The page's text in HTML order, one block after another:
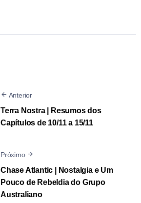
Anterior
Terra Nostra | Resumos dos
Capítulos de 10/11 a 15/11
Próximo
Chase Atlantic | Nostalgia e Um
Pouco de Rebeldia do Grupo
Australiano